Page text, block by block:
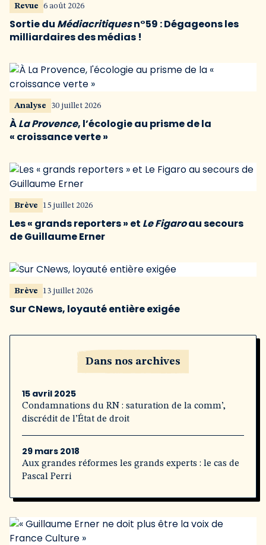
Revue 6 août 2026
Sortie du Médiacritiquesn°59 : Dégageons les
milliardaires des médias !
Analyse 30 juillet 2026
ÀLa Provence, l’écologie au prisme de la
« croissance verte »
Brève 15 juillet 2026
Les « grands reporters » et Le Figaroau secours
de Guillaume Erner
Brève 13 juillet 2026
Sur CNews, loyauté entière exigée
Dans nos archives
15 avril 2025
Condamnations du RN : saturation de la comm’,
discrédit de l’État de droit
29 mars 2018
Aux grandes réformes les grands experts : le cas de
Pascal Perri